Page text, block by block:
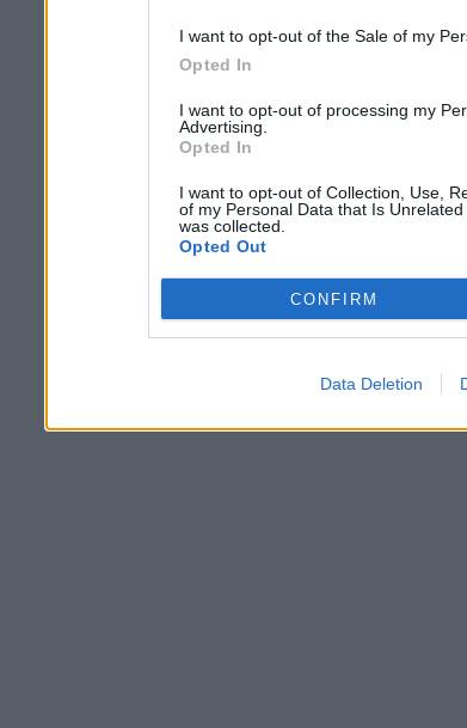
I want to opt-out of the Sale of my
Opted In
I want to opt-out of processing my
Advertising.
Opted In
I want to opt-out of Collection, Use,
of my Personal Data that Is
was collected.
Opted Out
CONFIRM
Data Deletion